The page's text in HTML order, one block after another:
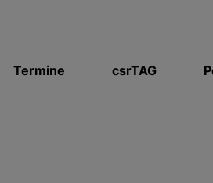
Termine csrTAG